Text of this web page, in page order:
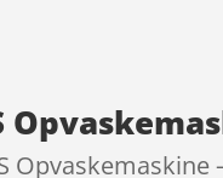
Opvaskemaskine